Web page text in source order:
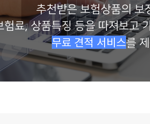
추천받은 보험상품의 보
험료, 상품특징 등을 따져보고
무료 견적 서비스를